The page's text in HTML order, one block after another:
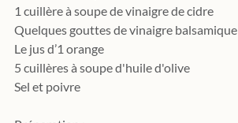
1 cuillère à soupe de vinaigre de cidre
Quelques gouttes de vinaigre balsamique
Le jus d’1 orange
5 cuillères à soupe d'huile d'olive
Sel et poivre